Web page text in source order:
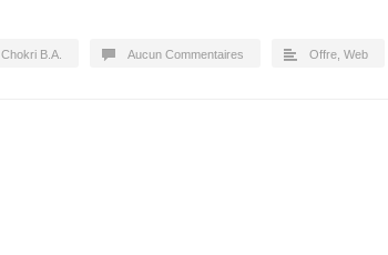
Chokri B.A. Aucun Commentaires Offre Web